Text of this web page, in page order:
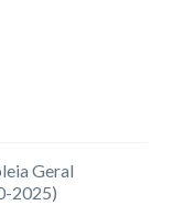
Geral
2025)